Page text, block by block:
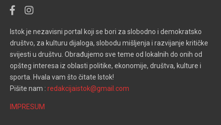
Istok je nezavisni portal koji se bori za slobodno i demokratsko
društvo, za kulturu dijaloga, slobodu mišljenja i razvijanje kritičke
svijesti u društvu. Obrađujemo sve teme od lokalnih do onih od
opšteg interesa iz oblasti politike, ekonomije, društva, kulture i
sporta. Hvala vam što čitate Istok!
Pišite nam : redakcijaistok@gmail.com
IMPRESUM